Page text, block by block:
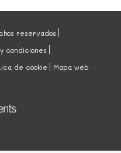
reservados
condiciones
de cookie Mapa web